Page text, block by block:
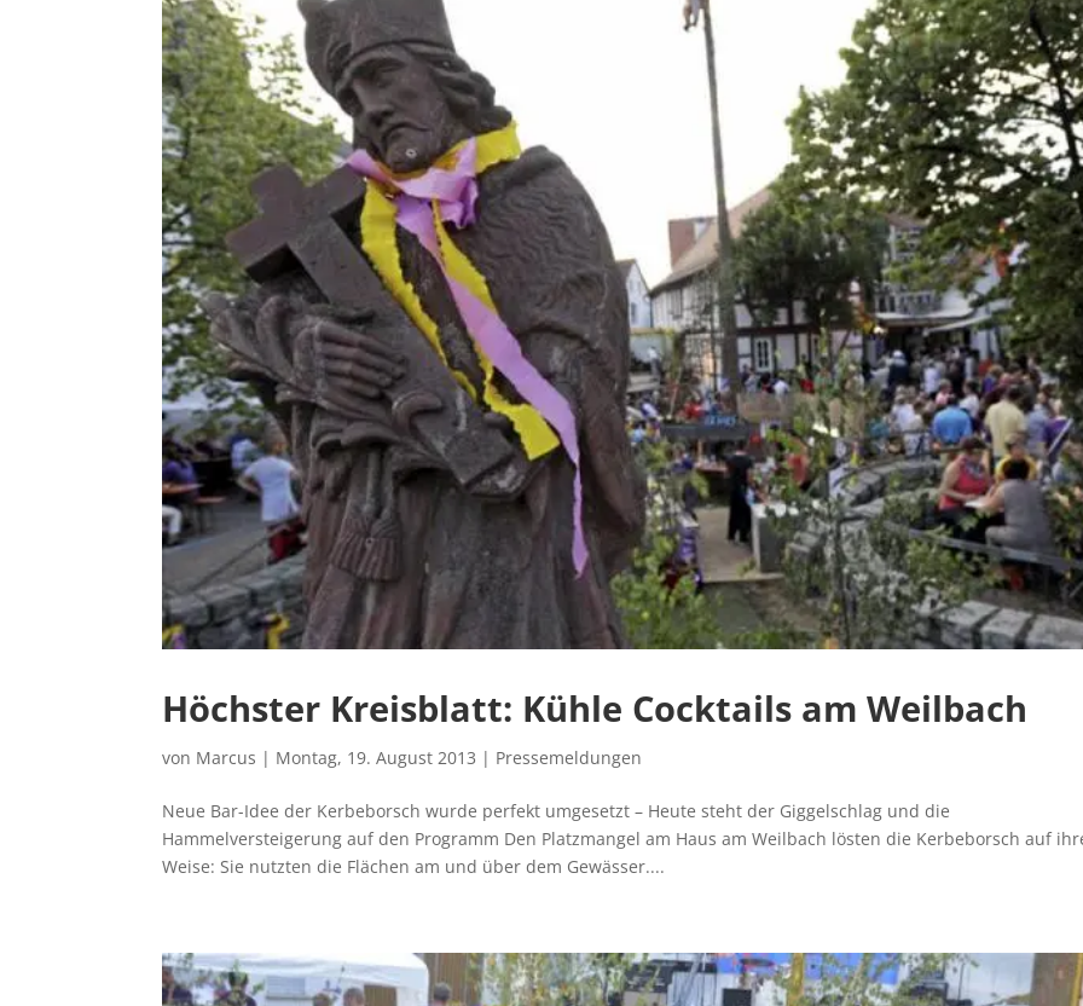
Höchster Kreisblatt: Kühle Cocktails am Weilbach
von Marcus | Montag, 19. August 2013 | Pressemeldungen
Neue Bar-Idee der Kerbeborsch wurde perfekt umgesetzt – Heute steht der Giggelschlag und die
Hammelversteigerung auf den Programm Den Platzmangel am Haus am Weilbach lösten die Kerbeborsch auf
Weise: Sie nutzten die Flächen am und über dem Gewässer....